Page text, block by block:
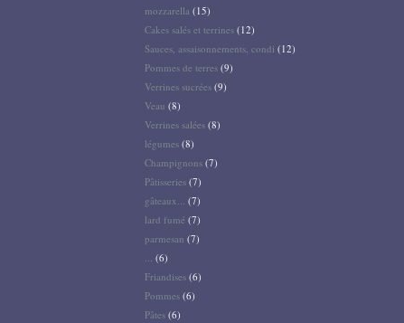
mozzarella (15)
Cakes salés et terrines (12)
Sauces, assaisonnements, condi (12)
Pommes de terres (9)
Verrines sucrées (9)
Veau (8)
Verrines salées (8)
légumes (8)
Champignons (7)
Pâtisseries (7)
gâteaux... (7)
lard fumé (7)
parmesan (7)
... (6)
Friandises (6)
Pommes (6)
Pâtes (6)